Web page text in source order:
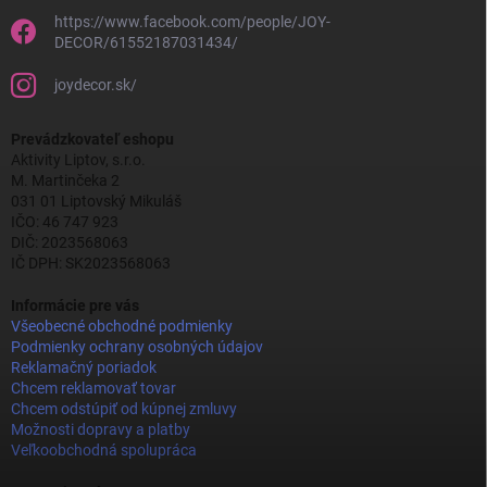
https://www.facebook.com/people/JOY-
DECOR/61552187031434/
joydecor.sk/
Prevádzkovateľ eshopu
Aktivity Liptov, s.r.o.
M. Martinčeka 2
031 01 Liptovský Mikuláš
IČO: 46 747 923
DIČ: 2023568063
IČ DPH: SK2023568063
Informácie pre vás
Všeobecné obchodné podmienky
Podmienky ochrany osobných údajov
Reklamačný poriadok
Chcem reklamovať tovar
Chcem odstúpiť od kúpnej zmluvy
Možnosti dopravy a platby
Veľkoobchodná spolupráca